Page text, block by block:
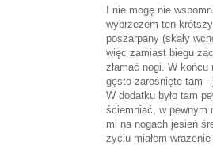
I nie mogę nie
wybrzeżem ten
poszarpany (skały
więc zamiast biegu
złamać nogi. W końcu
gęsto zarośnięte tam -
W dodatku było tam
ściemniać, w pewnym
mi na nogach jesień
życiu miałem